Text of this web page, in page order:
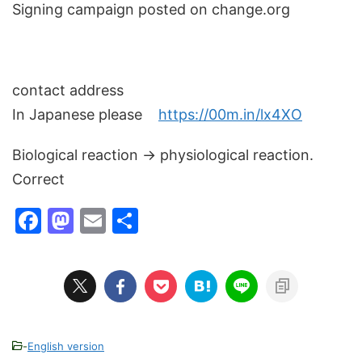
Signing campaign posted on change.org
contact address
In Japanese please https://00m.in/lx4XO
Biological reaction → physiological reaction.
Correct
F
o
M
st
o
o
E
ai
l
-English version